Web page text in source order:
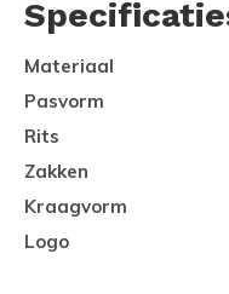
Materiaal
Pasvorm
Rits
Zakken
Kraagvorm
Logo